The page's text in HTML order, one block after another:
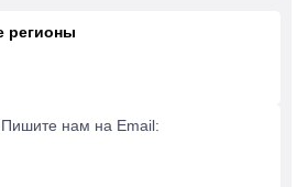
регионы
Пишите нам на Email: